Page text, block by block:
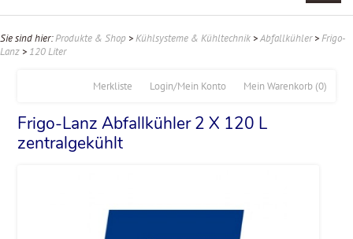
Sie sind hier:Produkte & Shop >Kühlsysteme & Kühltechnik >Abfallkühler>Frigo-
Lanz > 120 Liter
Mein Warenkorb (0)
Login/Mein Konto
Merkliste
Frigo-Lanz Abfallkühler 2 X 120 L
zentralgekühlt